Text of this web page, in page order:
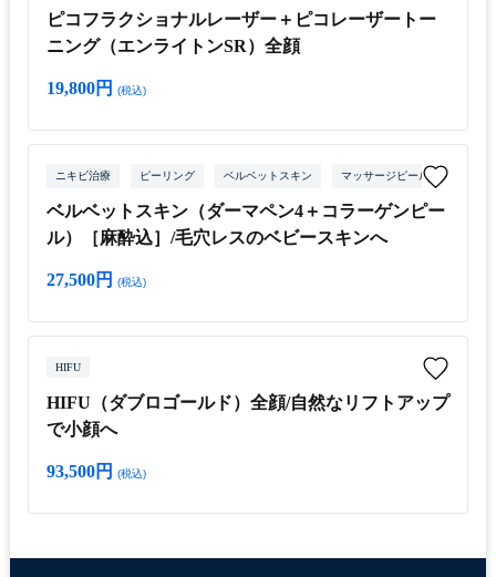
ピコフラクショナルレーザー＋ピコレーザートー
ニング（エンライトンSR）全顔
19,800円 (税込)
ニキビ治療 ピーリング ベルベットスキン マッサージピール
ベルベットスキン（ダーマペン4＋コラーゲンピー
ル）［麻酔込］/毛穴レスのベビースキンへ
27,500円 (税込)
HIFU
HIFU（ダブロゴールド）全顔/自然なリフトアップ
で小顔へ
93,500円 (税込)